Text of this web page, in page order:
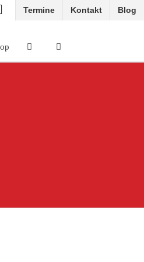
Termine Kontakt Blog